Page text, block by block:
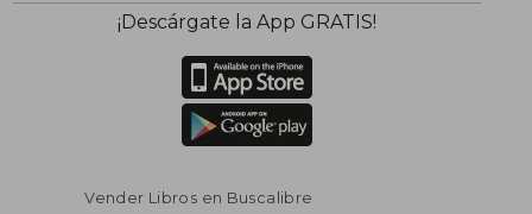
¡Descárgate la App GRATIS!
Vender Libros en Buscalibre